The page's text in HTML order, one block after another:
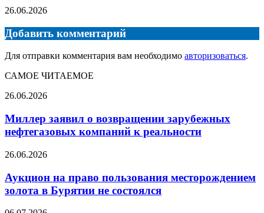
26.06.2026
Добавить комментарий
Для отправки комментария вам необходимо авторизоваться.
САМОЕ ЧИТАЕМОЕ
Миллер
о
возвращении
зарубежных
компаний
реальности
26.06.2026
Миллер заявил о возвращении зарубежных
нефтегазовых компаний к реальности
Аукцион
право
пользования
месторождением
26.06.2026
Аукцион на право пользования месторождением
золота в Бурятии не состоялся